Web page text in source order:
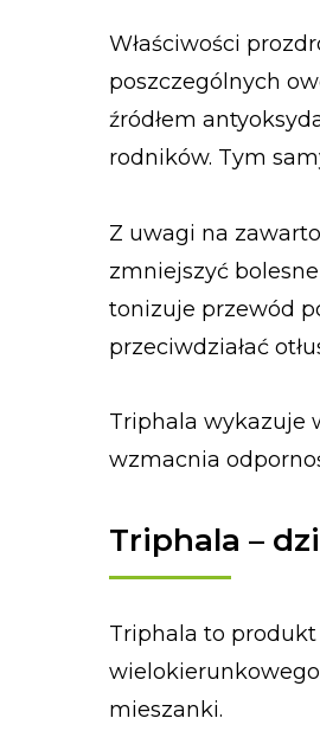
Właściwości
poszczególnych
źródłem
rodników. Tym
Z uwagi na
zmniejszyć
tonizuje przewód
przeciwdziałać
Triphala wykazuje
wzmacnia
Triphala –
Triphala to
wielokierunkowego
mieszanki.